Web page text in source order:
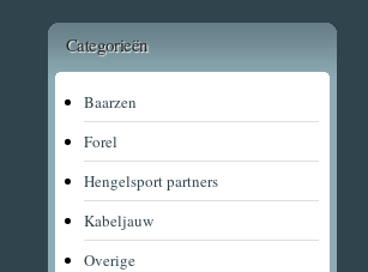
Categorieën
Baarzen
Forel
Hengelsport partners
Kabeljauw
Overige